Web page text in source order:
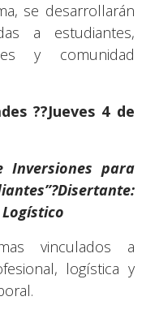
se desarrollarán
a estudiantes,
y comunidad
??Jueves 4 de
Inversiones para
vinculados a
logística y